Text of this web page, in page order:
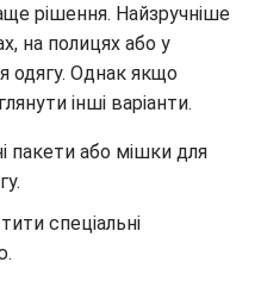
рішення. Найзручніше
на полицях або у
одягу. Однак якщо
інші варіанти.
пакети або мішки для
спеціальні